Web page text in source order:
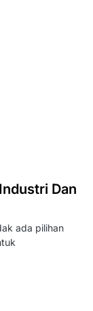
Dan
ada pilihan